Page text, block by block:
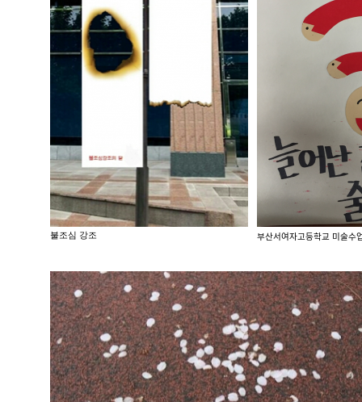
불조심 강조 부산서여자고등학교 미